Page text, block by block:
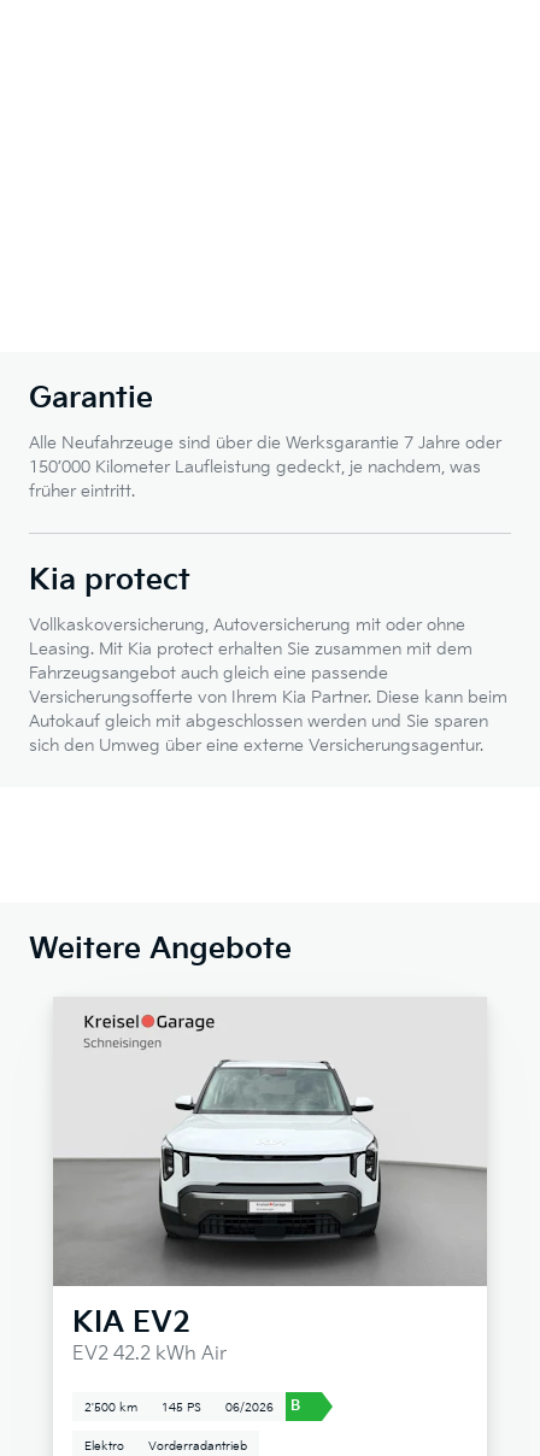
Garantie
Alle Neufahrzeuge sind über die Werksgarantie 7 Jahre oder
150’000 Kilometer Laufleistung gedeckt, je nachdem, was
früher eintritt.
Kia protect
Vollkaskoversicherung, Autoversicherung mit oder ohne
Leasing. Mit Kia protect erhalten Sie zusammen mit dem
Fahrzeugsangebot auch gleich eine passende
Versicherungsofferte von Ihrem Kia Partner. Diese kann beim
Autokauf gleich mit abgeschlossen werden und Sie sparen
sich den Umweg über eine externe Versicherungsagentur.
Weitere Angebote
KIA EV2
EV2 42.2 kWh Air
2'500 km 145 PS 06/2026 B
Elektro Vorderradantrieb